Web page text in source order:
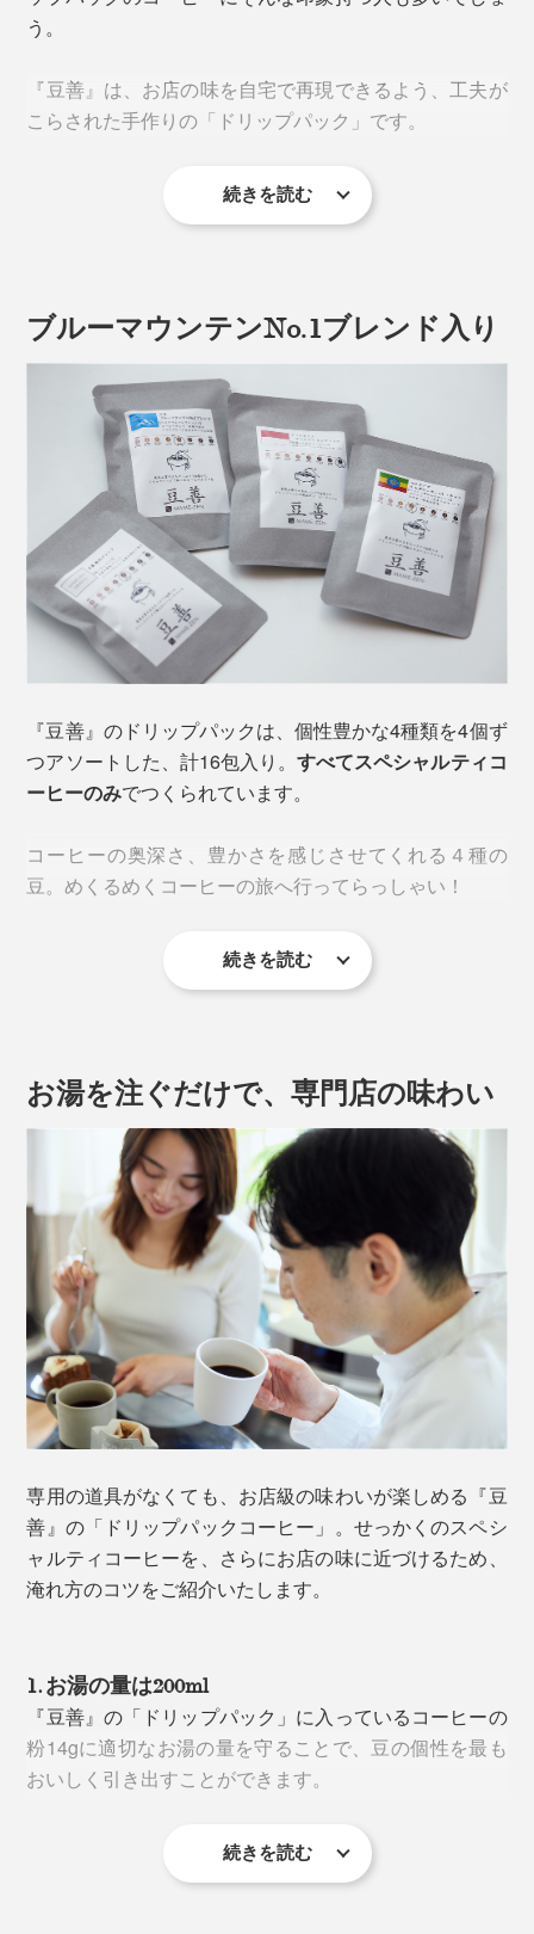
一般的なコーヒーに混ざりがちな、
にする過度な深煎りに頼らないため、「焦げ感」や「重
たい後味」とも無縁です。
「コーヒーは生鮮食品。その日の豆は、その日に自家焙煎します」
さらに、焙煎後の鮮度を大切にすることで、酸化臭によ
る刺激も抑えられ、一般的なコーヒーよりも体への負担
が少ないと考えられています。
「普通のコーヒーだと頭痛や胃もたれなどを感じるの
て、むしろスッキリする」_________『豆善』のオーナ
ー・矢島氏のような体感を持つ人は一定数いるとか。
さが、その違いを静かに物語ります。
う。
『豆善』は、お店の味を自宅で再現できるよう、工夫が
こらされた手作りの「ドリップパック」です。
『豆善』は
14g入り
。たっぷり容量で本格的な味わいが
楽しめます。
ドリップパックのコーヒーが薄いなと感じたことがある
人も多いと思いますが、その主な原因はお湯の入れ過ぎ
コーヒー10ｇ対し、お湯の適量は120ml。一般的なドリ
『豆善』では、マグカップで飲むことを想定し、たっぷ
り200ml抽出できる14g入り。味がブレやすく薄くなり
がちなドリップパックの弱点をクリアしています。
2. ひとパックずつ手作り
日本に流通している、ドリップパックにコーヒーを詰め
るためのマシンは、１包12ｇが限界。『豆善』では14g
入りを実現するため、なんと、スタッフがひとパックず
つ手詰めをしています！
店内で自家焙煎し、余分なガスを抜いて、すぐにパック
詰めをしているから、鮮度も抜群。おいしさのピークを
続きを読む
ブルーマウンテンNo.1ブレンド入り
『豆善』のドリップパックは、個性豊かな4種類を4個ず
つアソートした、計16包入り。すべてスペシャルティコ
ーヒーのみでつくられています。
コーヒーの奥深さ、豊かさを感じさせてくれる４種の
豆。めくるめくコーヒーの旅へ行ってらっしゃい！
高級豆としても名高い、ジャマイカ産「ブルーマウンテ
ンNo.1」を使用。
調和のとれた品の良さ、クリアで軽やかなアロマはその
ままに、ナッツの味わいやコーヒーチェリーの甘さやコ
ク、苦味をブレンド。ブレンドと言われなければシング
ルかと思うほどの完成度です。
2. エチオピア イルガチェフェG1 コチャレ
続きを読む
お湯を注ぐだけで、専門店の味わい
専用の道具がなくても、お店級の味わいが楽しめる『豆
善』の「ドリップパックコーヒー」。せっかくのスペシ
ャルティコーヒーを、さらにお店の味に近づけるため、
淹れ方のコツをご紹介いたします。
1. お湯の量は200ml
『豆善』の「ドリップパック」に入っているコーヒーの
粉14gに適切なお湯の量を守ることで、豆の個性を最も
おいしく引き出すことができます。
続きを読む